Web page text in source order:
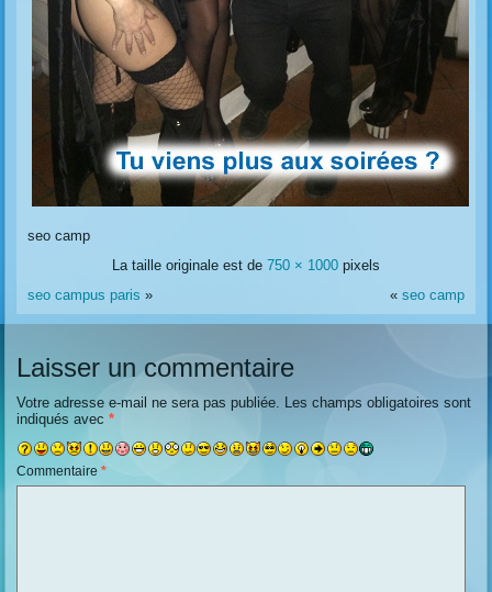
seo camp
La taille originale est de 750 × 1000 pixels
seo campus paris » « seo camp
Laisser un commentaire
Votre adresse e-mail ne sera pas publiée.
Les champs obligatoires sont
indiqués avec*
Commentaire*